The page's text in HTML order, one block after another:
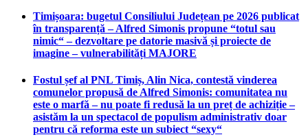
Timișoara: bugetul Consiliului Județean pe 2026 publicat
în transparență – Alfred Simonis propune “totul sau
nimic“ – dezvoltare pe datorie masivă și proiecte de
imagine – vulnerabilități MAJORE
Fostul șef al PNL Timiș, Alin Nica, contestă vinderea
comunelor propusă de Alfred Simonis: comunitatea nu
este o marfă – nu poate fi redusă la un preț de achiziție –
asistăm la un spectacol de populism administrativ doar
pentru că reforma este un subiect “sexy“